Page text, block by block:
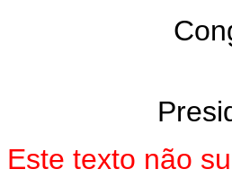
Este texto não